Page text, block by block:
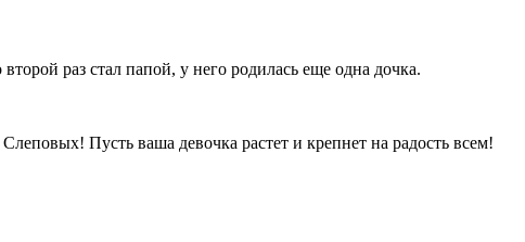
раз стал папой, у него родилась еще одна дочка.
Пусть ваша девочка растет и крепнет на радость всем!